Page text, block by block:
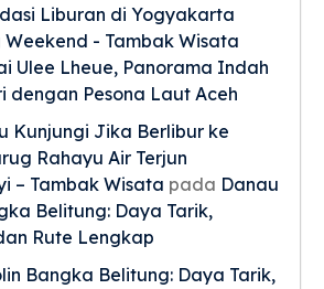
Liburan di Yogyakarta
Weekend - Tambak Wisata
Ulee Lheue, Panorama Indah
dengan Pesona Laut Aceh
Kunjungi Jika Berlibur ke
Rahayu Air Terjun
– Tambak Wisata pada Danau
Belitung: Daya Tarik,
Rute Lengkap
Bangka Belitung: Daya Tarik,